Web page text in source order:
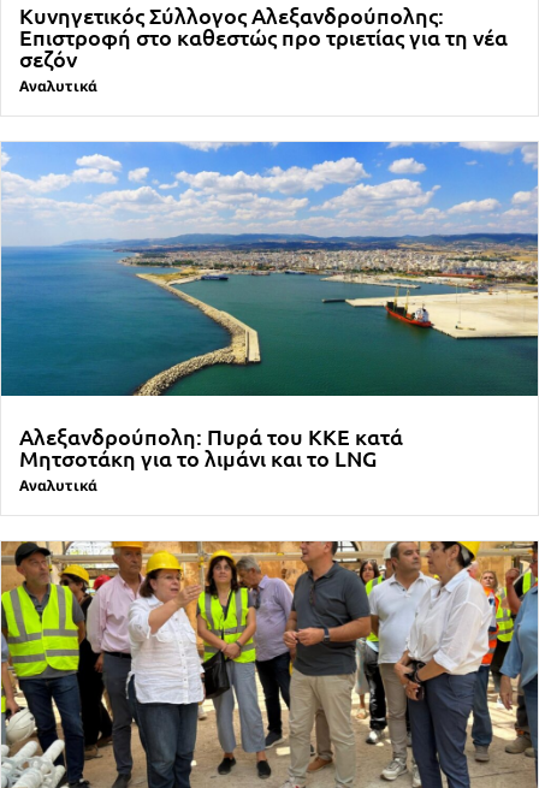
Κυνηγετικός Σύλλογος Αλεξανδρούπολης:
Επιστροφή στο καθεστώς προ τριετίας για τη νέα
σεζόν
Αναλυτικά
Αλεξανδρούπολη: Πυρά του ΚΚΕ κατά
Μητσοτάκη για το λιμάνι και το LNG
Αναλυτικά